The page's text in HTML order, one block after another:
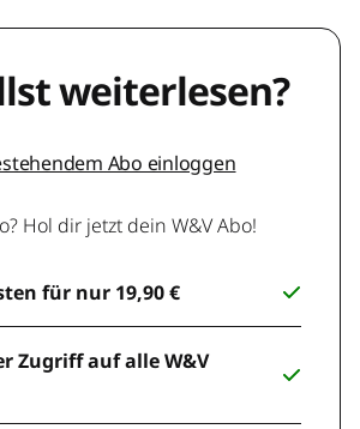
weiterlesen?
Abo einloggen
Hol dir jetzt dein W&V Abo!
für nur 19,90 €
Zugriff auf alle W&V